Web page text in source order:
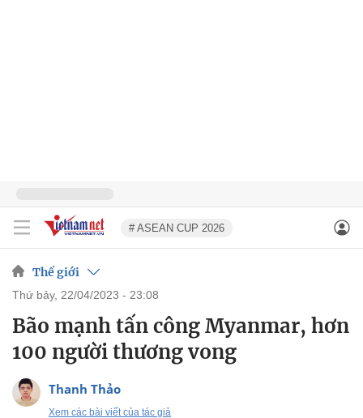
# ASEAN CUP 2026
Thế giới
thứ bảy, 22/04/2023 - 23:08
Bão mạnh tấn công Myanmar, hơn
100 người thương vong
Thanh Thảo
Xem các bài viết của tác giả